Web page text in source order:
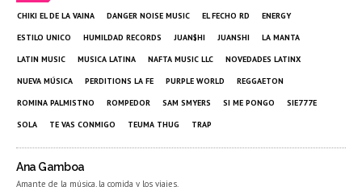
CHIKI EL DE LA VAINA DANGER NOISE MUSIC EL FECHO RD ENERGY
ESTILO UNICO HUMILDAD RECORDS JUAN$HI JUANSHI LA MANTA
LATIN MUSIC MUSICA LATINA NAFTA MUSIC LLC NOVEDADES LATINX
NUEVA MÚSICA PERDITIONS LA FE PURPLE WORLD REGGAETON
ROMINA PALMISTNO ROMPEDOR SAM SMYERS SI ME PONGO SIE777E
SOLA TE VAS CONMIGO TEUMA THUG TRAP
Ana Gamboa
Amante de la música, la comida y los viajes.